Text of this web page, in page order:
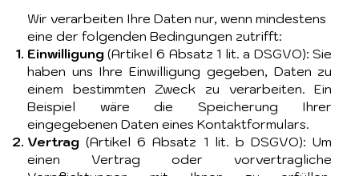
Wir verarbeiten Ihre Daten nur, wenn mindestens
eine der folgenden Bedingungen zutrifft:
Einwilligung(Artikel 6 Absatz 1 lit. a DSGVO): Sie
haben uns Ihre Einwilligung gegeben, Daten zu
einem bestimmten Zweck zu verarbeiten. Ein
Beispiel wäre die Speicherung Ihrer
eingegebenen Daten eines Kontaktformulars.
Vertrag(Artikel 6 Absatz 1 lit. b DSGVO): Um
einen Vertrag oder vorvertragliche